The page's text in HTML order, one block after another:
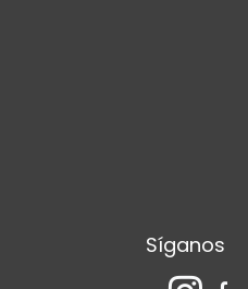
Síganos